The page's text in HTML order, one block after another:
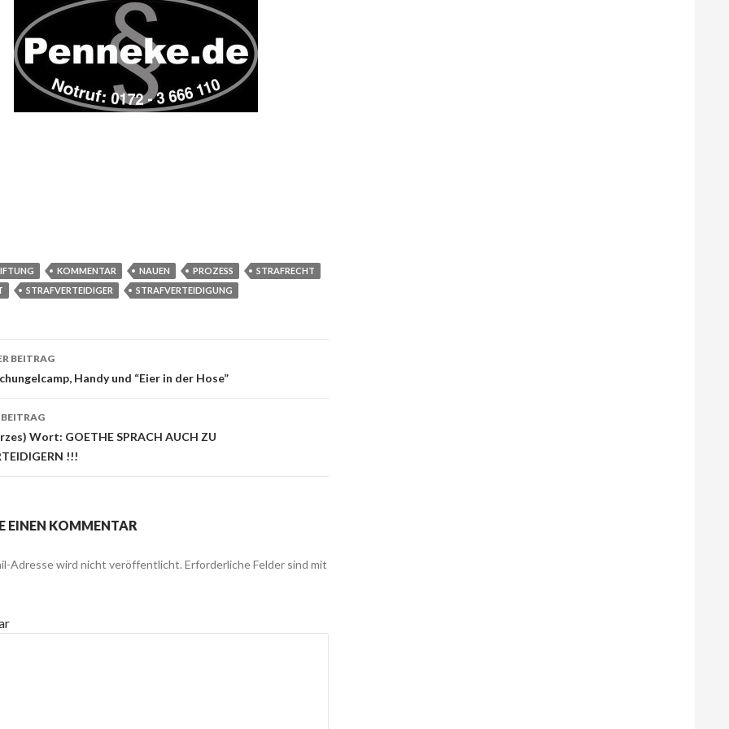
KOMMENTAR NAUEN PROZESS
STRAFRECHT
STRAFVERTEIDIGER STRAFVERTEIDIGUNG
BEITRAG
Handy und “Eier in der Hose”
Wort: GOETHE SPRACH AUCH ZU
!!!
EINEN KOMMENTAR
Adresse wird nicht veröffentlicht. Erforderliche Felder sind mit